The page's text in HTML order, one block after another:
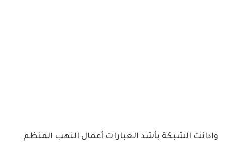
وادانت الشبكة بأشد العبارات أعمال النهب المنظم